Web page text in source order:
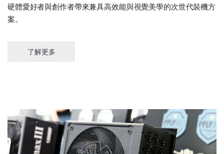
硬體愛好者與創作者帶來兼具高效能與視覺美學的次世代裝機方
案。
了解更多